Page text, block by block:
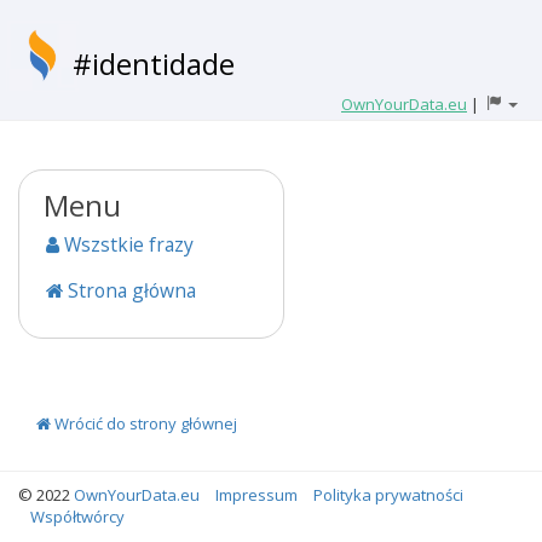
#identidade
OwnYourData.eu |
Menu
Wszstkie frazy
Strona główna
Wrócić do strony głównej
© 2022OwnYourData.eu Impressum
Polityka prywatności
Współtwórcy